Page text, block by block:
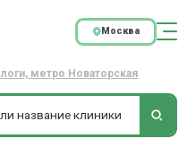
Москва
метро Новаторская